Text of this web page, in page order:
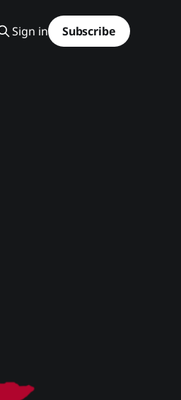
Sign in Subscribe